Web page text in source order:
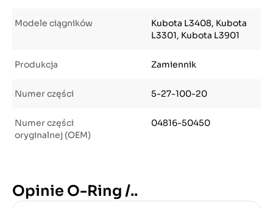
Modele ciągników
Kubota L3408, Kubota
L3301, Kubota L3901
Produkcja Zamiennik
Numer części 5-27-100-20
Numer części
oryginalnej (OEM)
04816-50450
Opinie O-Ring /..